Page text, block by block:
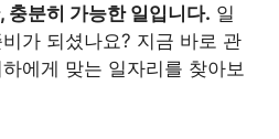
충분히 가능한 일입니다. 일
가 되셨나요? 지금 바로 관
에게 맞는 일자리를 찾아보